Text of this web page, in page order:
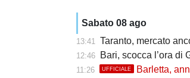
Sabato 08 ago
13:41 Taranto, mercato
12:46 Bari, scocca l’ora di
11:26 UFFICIALE Barletta,